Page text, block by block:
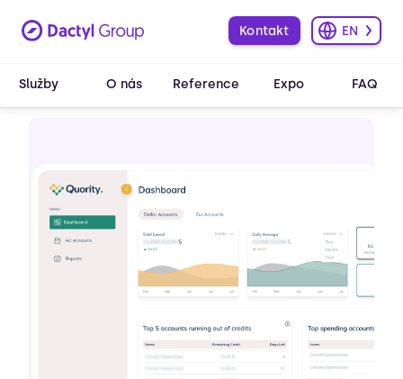
Služby O nás Reference Expo FAQ
Kontakt EN